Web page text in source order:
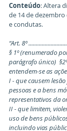
Conteúdo: Altera
de 14 de
e condutas.
“Art. 8º
§ 1º (renumerado
parágrafo único)
entendem-se as
I - que causem
pessoas e a bens
representativos da
II - que limitem,
uso de bens
incluindo vias